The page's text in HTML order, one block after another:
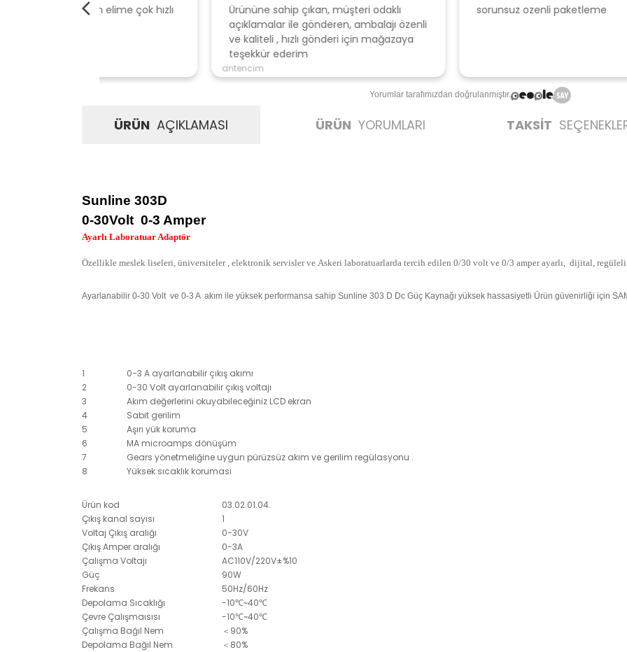
Ürününe sahip çıkan, müşteri odaklı
açıklamalar ile gönderen, ambalajı özenli
ve kaliteli , hızlı gönderi için mağazaya
sorunsuz ozenli paketleme
Yorumlar tarafımızdan doğrulanmıştır.
ÜRÜN AÇIKLAMASI ÜRÜN YORUMLARI TAKSİT
Sunline 303D
0-30Volt 0-3 Amper
Ayarlı Laboratuar Adaptör
Özellikle meslek liseleri, üniversiteler , elektronik servisler ve Askeri laboratuarlarda tercih edilen 0/30 volt ve 0/3 amper ayarlı, dijital, regüleli
Ayarlanabilir 0-30 Volt ve 0-3 A akım ile yüksek performansa sahip Sunline 303 D Dc Güç Kaynağı yüksek hassasiyetli Ürün güvenirliği için
1
0-3 A ayarlanabilir çıkış akımı
2
0-30 Volt ayarlanabilir çıkış voltajı
3
Akım değerlerini okuyabileceğiniz LCD ekran
4
Sabit gerilim
5
Aşırı yük koruma
6
MA microamps dönüşüm
7
Gears yönetmeliğine uygun pürüzsüz akım ve gerilim regülasyonu .
8
Yüksek sıcaklık koruması
Ürün kod
03.02.01.04.
Çıkış kanal sayısı
1
Voltaj Çıkış aralığı
0-30V
Çıkış Amper aralığı
0-3A
Çalışma Voltajı
AC110V/220V±%10
Güç
90W
Frekans
50Hz/60Hz
Depolama Sıcaklığı
-10℃~40℃
Çevre Çalışmaısısı
-10℃~40℃
Çalışma Bağıl Nem
＜90%
Depolama Bağıl Nem
＜80%